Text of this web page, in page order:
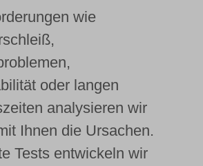
wie
oder langen
analysieren wir
Ihnen die Ursachen.
Tests entwickeln wir